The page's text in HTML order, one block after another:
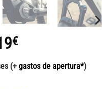
€
(+ gastos de apertura*)